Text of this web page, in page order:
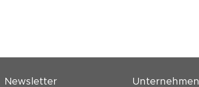
Newsletter Unternehmen